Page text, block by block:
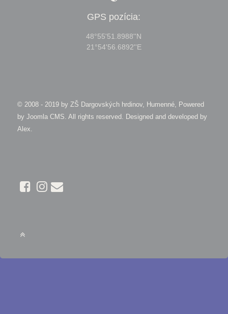
GPS pozícia:
48°55'51.8988''N
21°54'56.6892''E
© 2008 - 2019 by ZŠ Dargovských hrdinov, Humenné, Powered
by Joomla CMS . All rights reserved. Designed and developed by
Alex